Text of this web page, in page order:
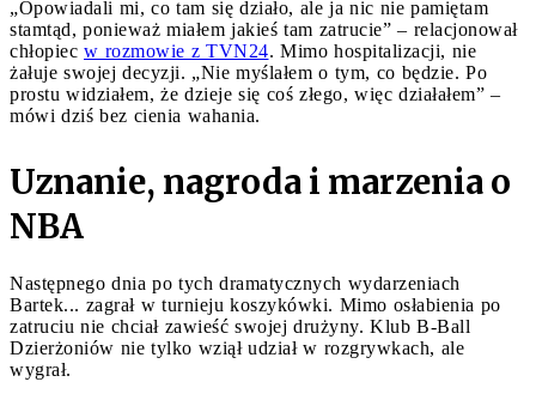
„Opowiadali mi, co tam się działo, ale ja nic nie pamiętam
stamtąd, ponieważ miałem jakieś tam zatrucie” – relacjonował
chłopiec w rozmowie z TVN24. Mimo hospitalizacji, nie
żałuje swojej decyzji. „Nie myślałem o tym, co będzie. Po
prostu widziałem, że dzieje się coś złego, więc działałem” –
mówi dziś bez cienia wahania.
Uznanie, nagroda i marzenia o
NBA
Następnego dnia po tych dramatycznych wydarzeniach
Bartek... zagrał w turnieju koszykówki. Mimo osłabienia po
zatruciu nie chciał zawieść swojej drużyny. Klub B-Ball
Dzierżoniów nie tylko wziął udział w rozgrywkach, ale
wygrał.